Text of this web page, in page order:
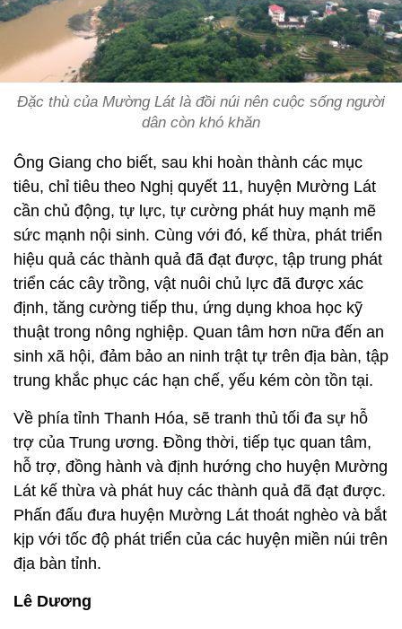
Đặc thù của Mường Lát là đồi núi nên cuộc sống người
dân còn khó khăn
Ông Giang cho biết, sau khi hoàn thành các mục
tiêu, chỉ tiêu theo Nghị quyết 11, huyện Mường Lát
cần chủ động, tự lực, tự cường phát huy mạnh mẽ
sức mạnh nội sinh. Cùng với đó, kế thừa, phát triển
hiệu quả các thành quả đã đạt được, tập trung phát
triển các cây trồng, vật nuôi chủ lực đã được xác
định, tăng cường tiếp thu, ứng dụng khoa học kỹ
thuật trong nông nghiệp. Quan tâm hơn nữa đến an
sinh xã hội, đảm bảo an ninh trật tự trên địa bàn, tập
trung khắc phục các hạn chế, yếu kém còn tồn tại.
Về phía tỉnh Thanh Hóa, sẽ tranh thủ tối đa sự hỗ
trợ của Trung ương. Đồng thời, tiếp tục quan tâm,
hỗ trợ, đồng hành và định hướng cho huyện Mường
Lát kế thừa và phát huy các thành quả đã đạt được.
Phấn đấu đưa huyện Mường Lát thoát nghèo và bắt
kịp với tốc độ phát triển của các huyện miền núi trên
địa bàn tỉnh.
Lê Dương